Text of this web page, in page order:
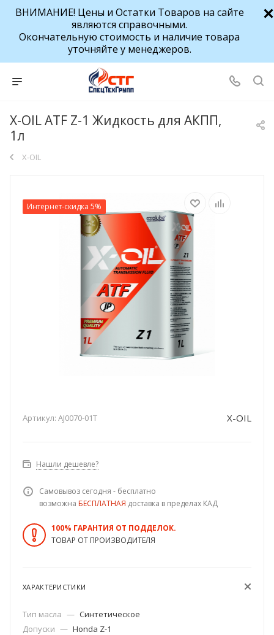
ВНИМАНИЕ! Цены и Остатки Товаров на сайте
являются справочными.
Окончательную стоимость и наличие товара
уточняйте у менеджеров.
X-OIL ATF Z-1 Жидкость для АКПП,
1л
X-OIL
Интернет-скидка 5%
Артикул: AJ0070-01T X-OIL
Нашли дешевле?
Самовывоз сегодня - бесплатно
возможна БЕСПЛАТНАЯ доставка в пределах КАД
100% ГАРАНТИЯ ОТ ПОДДЕЛОК.
ТОВАР ОТ ПРОИЗВОДИТЕЛЯ
ХАРАКТЕРИСТИКИ
Тип масла — Синтетическое
Допуски — Honda Z-1